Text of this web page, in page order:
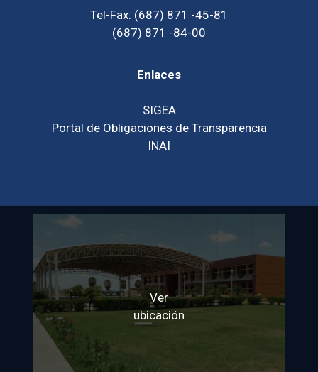
Tel-Fax: (687) 871 -45-81
(687) 871 -84-00
Enlaces
SIGEA
Portal de Obligaciones de Transparencia
INAI
Ver
ubicación